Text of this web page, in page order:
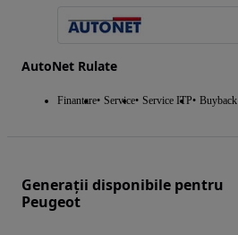
AutoNet Rulate
Finantare Service Service ITP Buyback
Generații disponibile pentru
Peugeot